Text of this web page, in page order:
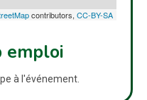
contributors, CC-BY-SA
emploi
à l'événement.